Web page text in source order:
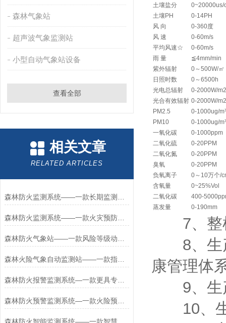
森林气象站
超声波气象监测站
小型自动气象站设备
查看全部
相关文章
RELATED ARTICLES
森林防火监测系统——一款火灾预防的智慧森林防火监测系统2026+派+送
森林火险气象自动监测站——一款指导精准布防的森林防火监测系统2025+派+送
森林防火报警监测系统—一款更具专业性的物联网森林防火监测系统2026+派+送
土壤盐分
0~20000us/
土壤PH
0-14PH
风 向
0-360度
风 速
0-60m/s
平均风速☆
0-60m/s
雨 量
≦4mm/min
紫外辐射
0～500W/㎡
日照时数
0～6500h
光电总辐射
0-2000W/m2
光合有效辐射 0-2000W/m2
PM2.5
0-1000ug/m³
PM10
0-1000ug/m³
一氧化碳
0-1000ppm
二氧化硫
0-20PPM
二氧化氮
0-20PPM
臭氧
0-20PPM
负氧离子
0～10万个/
含氧量
0~25%Vol
二氧化碳
400-
蒸发量
0-190mm
7、整机
8、生产
康管理体
9、生产
10、生